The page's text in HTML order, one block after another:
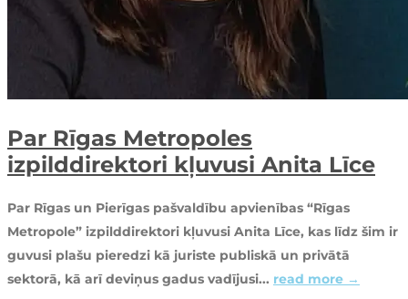
Par Rīgas Metropoles
izpilddirektori kļuvusi Anita Līce
Par Rīgas un Pierīgas pašvaldību apvienības “Rīgas
Metropole” izpilddirektori kļuvusi Anita Līce, kas līdz šim ir
guvusi plašu pieredzi kā juriste publiskā un privātā
sektorā, kā arī deviņus gadus vadījusi... read more →